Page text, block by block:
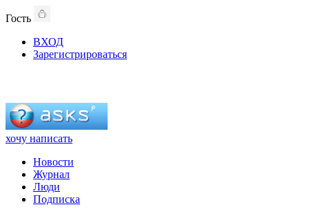
Гость
ВХОД
Зарегистрироваться
хочу написать
Новости
Журнал
Люди
Подписка